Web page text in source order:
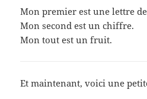
Mon premier est une lettre
Mon second est un chiffre.
Mon tout est un fruit.
Et maintenant, voici une